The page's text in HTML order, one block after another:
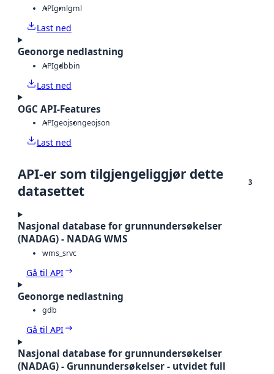
APIgmlgml
Last ned
Geonorge nedlastning
APIgdbbin
Last ned
OGC API-Features
APIgeojsongeojson
Last ned
API-er som tilgjengeliggjør dette
datasettet
3
Nasjonal database for grunnundersøkelser
(NADAG) - NADAG WMS
wms_srvc
Gå til API
Geonorge nedlastning
gdb
Gå til API
Nasjonal database for grunnundersøkelser
(NADAG) - Grunnundersøkelser - utvidet full